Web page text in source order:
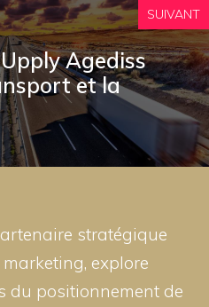
SUIVANT
Agediss
et la
stratégique
explore
du positionnement de